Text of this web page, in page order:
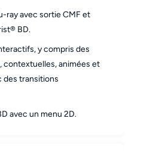
ray avec sortie CMF et
BD.
y compris des
contextuelles, animées et
des transitions
avec un menu 2D.